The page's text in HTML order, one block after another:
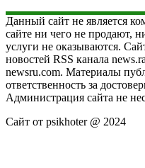
Данный сайт не является
сайте ни чего не продают,
услуги не оказываются.
новостей RSS канала
newsru.com. Материалы
ответственность за
Администрация сайта не
Сайт от psikhoter @ 2024